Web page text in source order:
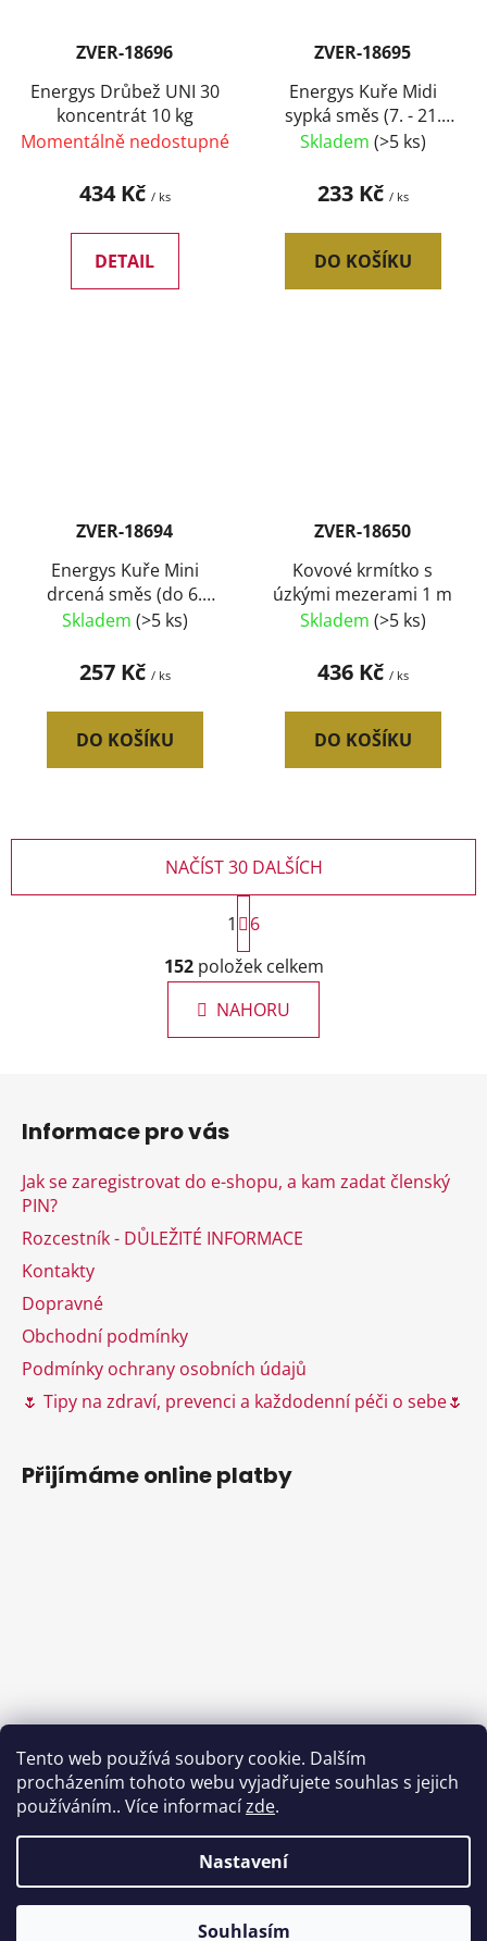
Tento web používá soubory cookie. Dalším
procházením tohoto webu vyjadřujete souhlas s jejich
používáním.. Více informacízde.
Nastavení
Souhlasím
ZVER-18696
Energys Drůbež UNI 30
koncentrát 10 kg
Momentálně nedostupné
434 Kč / ks
DETAIL
ZVER-18695
Energys Kuře Midi
sypká směs (7. - 21.
týden) 10 kg
Skladem (>5 ks)
233 Kč / ks
DO KOŠÍKU
ZVER-18694
Energys Kuře Mini
drcená směs (do 6.
týdne) 10 kg
Skladem (>5 ks)
257 Kč / ks
DO KOŠÍKU
ZVER-18650
Kovové krmítko s
úzkými mezerami 1 m
Skladem (>5 ks)
436 Kč / ks
DO KOŠÍKU
O
v
l
á
d
v
y
s
u
NAČÍST 30 DALŠÍCH
S
t
r
á
n
k
1
6
152položek celkem
NAHORU
Informace pro vás
Jak se zaregistrovat do e-shopu, a kam zadat členský
PIN?
Rozcestník - DŮLEŽITÉ INFORMACE
Kontakty
Dopravné
Obchodní podmínky
Podmínky ochrany osobních údajů
🌷 Tipy na zdraví, prevenci a každodenní péči o sebe🌷
Přijímáme online platby